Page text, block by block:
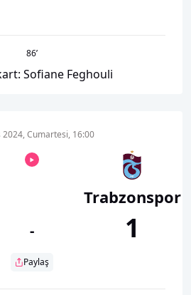
86’
kart: Sofiane Feghouli
2024, Cumartesi, 16:00
-
Paylaş
Trabzonspor
1